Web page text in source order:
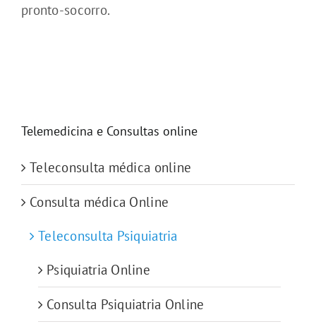
pronto-socorro.
Telemedicina e Consultas online
Teleconsulta médica online
Consulta médica Online
Teleconsulta Psiquiatria
Psiquiatria Online
Consulta Psiquiatria Online